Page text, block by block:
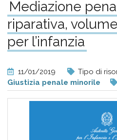
e
analisi
pr
l'infanzia
Mediazione
riparativa,
per l’infanzia
11/01/2019 Tipo di
Giustizia penale minorile